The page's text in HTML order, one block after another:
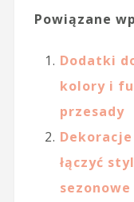
Powiązane
Dodatki
kolory i
przesady
łączyć